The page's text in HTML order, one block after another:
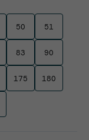
50 51
83 90
175 180